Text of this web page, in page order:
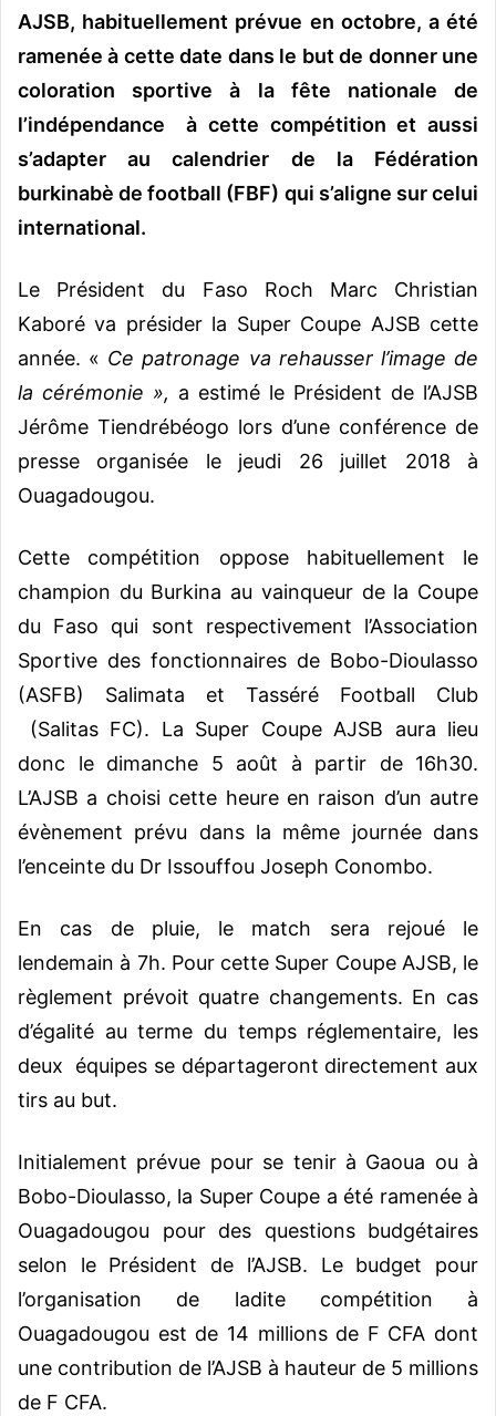
AJSB, habituellement prévue en octobre, a été
ramenée à cette date dans le but de donner une
coloration sportive à la fête nationale de
l’indépendance à cette compétition et aussi
s’adapter au calendrier de la Fédération
burkinabè de football (FBF) qui s’aligne sur celui
international.
Le Président du Faso Roch Marc Christian
Kaboré va présider la Super Coupe AJSB cette
année. « Ce patronage va rehausser l’image de
la cérémonie », a estimé le Président de l’AJSB
Jérôme Tiendrébéogo lors d’une conférence de
presse organisée le jeudi 26 juillet 2018 à
Ouagadougou.
Cette compétition oppose habituellement le
champion du Burkina au vainqueur de la Coupe
du Faso qui sont respectivement l’Association
Sportive des fonctionnaires de Bobo-Dioulasso
(ASFB) Salimata et Tasséré Football Club
(Salitas FC). La Super Coupe AJSB aura lieu
donc le dimanche 5 août à partir de 16h30.
L’AJSB a choisi cette heure en raison d’un autre
évènement prévu dans la même journée dans
l’enceinte du Dr Issouffou Joseph Conombo.
En cas de pluie, le match sera rejoué le
lendemain à 7h. Pour cette Super Coupe AJSB, le
règlement prévoit quatre changements. En cas
d’égalité au terme du temps réglementaire, les
deux équipes se départageront directement aux
tirs au but.
Initialement prévue pour se tenir à Gaoua ou à
Bobo-Dioulasso, la Super Coupe a été ramenée à
Ouagadougou pour des questions budgétaires
selon le Président de l’AJSB. Le budget pour
l’organisation de ladite compétition à
Ouagadougou est de 14 millions de F CFA dont
une contribution de l’AJSB à hauteur de 5 millions
de F CFA.